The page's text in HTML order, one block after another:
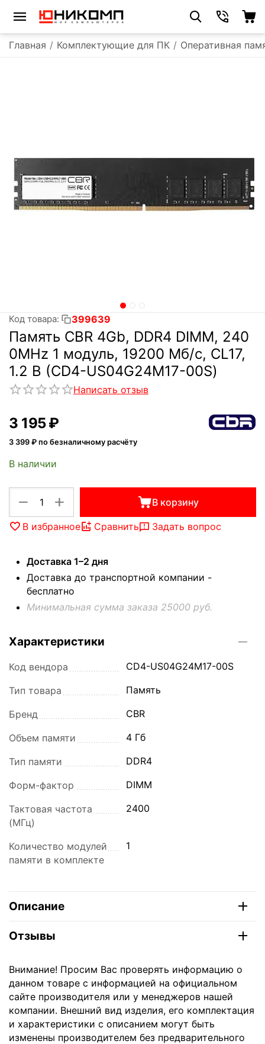
Главная / Комплектующие для ПК / Оперативная
Код товара: 399639
Память CBR 4Gb, DDR4 DIMM, 240
0MHz 1 модуль, 19200 Мб/с, CL17,
1.2 В (CD4-US04G24M17-00S)
Написать отзыв
3 195₽
3 399 ₽ по безналичному расчёту
В наличии
+
− В корзину
В избранное Сравнить Задать вопрос
Доставка 1–2 дня
Доставка до транспортной компании -
бесплатно
Минимальная сумма заказа 25000 руб.
Характеристики
Код вендора CD4-US04G24M17-00S
Тип товара Память
Бренд CBR
Объем памяти 4 Гб
Тип памяти DDR4
Форм-фактор DIMM
Тактовая частота
(МГц)
2400
Количество модулей
памяти в комплекте
1
Описание
Отзывы
Внимание! Просим Вас проверять информацию о
данном товаре с информацией на официальном
сайте производителя или у менеджеров нашей
компании. Внешний вид изделия, его комплектация
и характеристики с описанием могут быть
изменены производителем без предварительного